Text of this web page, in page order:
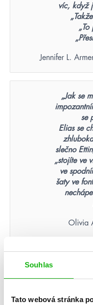
Souhlas
Tato webová stránka
víc, když
„To
Jennifer L.
„Jak se
se
Elias se
slečno
„stojíte ve
ve
šaty ve
Olivia
Nikdy
Suzanne Collins: